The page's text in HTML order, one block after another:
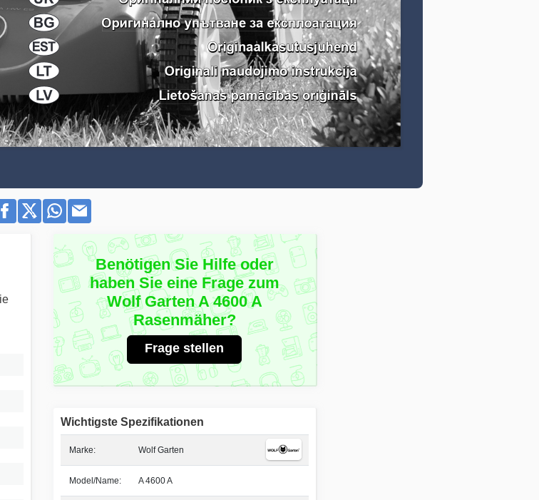
Benötigen Sie Hilfe oder
haben Sie eine Frage zum
Wolf Garten A 4600 A
Rasenmäher?
Frage stellen
Wichtigste Spezifikationen
Marke: Wolf Garten
Model/Name: A 4600 A